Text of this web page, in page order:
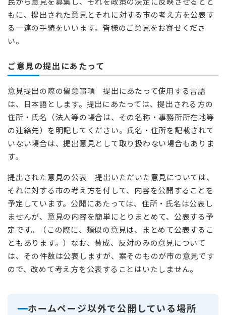
もに、提出された意見とそれに対する市の考え方を公表す
る一連の手続をいいます。皆様のご意見をお寄せくださ
い。
ご意見の提出にあたって
意見提出の際の留意事項 提出にあたって使用する言語
は、日本語とします。提出にあたっては、提出される方の
住所・氏名（法人等の場合は、その名称・事務所所在地等
の連絡先）を明記してください。氏名・住所を記載されて
いない場合は、提出意見として取り扱わない場合もありま
す。
提出された意見の公表 提出いただいた意見については、
それに対する市の考え方を付して、内容を公開することを
予定しています。公開にあたっては、住所・氏名は公表し
ませんが、意見の内容を簡単にとりまとめて、公表する予
定です。（この際に、類似の意見は、まとめて公表するこ
ともあります。）なお、賛成、反対のみの意見について
は、その件数は公表しますが、案そのものが市の意見です
ので、改めて考え方を公表することはいたしません。
ホームページ以外で公開している場所